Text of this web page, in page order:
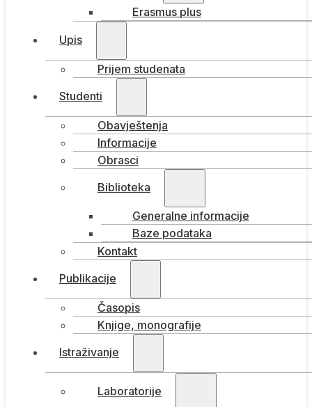
Erasmus plus
Upis
Prijem studenata
Studenti
Obavještenja
Informacije
Obrasci
Biblioteka
Generalne informacije
Baze podataka
Kontakt
Publikacije
Časopis
Knjige, monografije
Istraživanje
Laboratorije